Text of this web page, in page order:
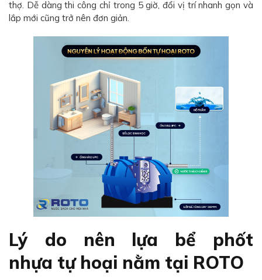
thợ. Dễ dàng thi công chỉ trong 5 giờ, đổi vị trí nhanh gọn và
lắp mới cũng trở nên đơn giản.
Lý do nên lựa bể phốt
nhựa tự hoại nằm tại ROTO